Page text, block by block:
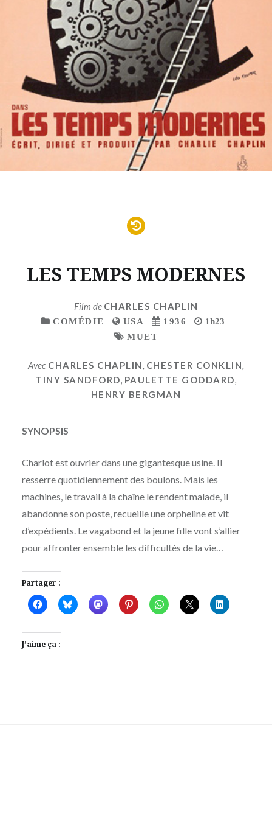
LES TEMPS MODERNES
Film de CHARLES CHAPLIN
COMÉDIE USA 1936
1h23
MUET
Avec CHARLES CHAPLIN, CHESTER CONKLIN,
TINY SANDFORD, PAULETTE GODDARD,
HENRY BERGMAN
SYNOPSIS
Charlot est ouvrier dans une gigantesque usine. Il
resserre quotidiennement des boulons. Mais les
machines, le travail à la chaîne le rendent malade, il
abandonne son poste, recueille une orpheline et vit
d’expédients. Le vagabond et la jeune fille vont s’allier
pour affronter ensemble les difficultés de la vie…
Partager :
J’aime ça :